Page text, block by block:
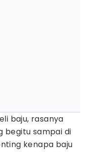
baju, rasanya
begitu sampai di
kenapa baju